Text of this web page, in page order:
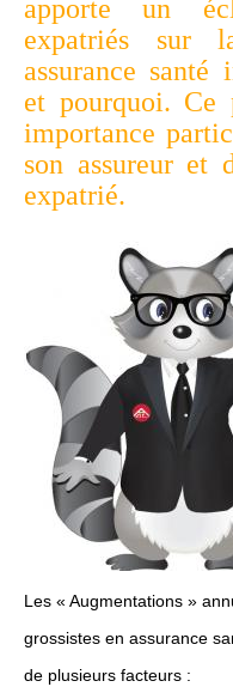
apporte un
expatriés sur
assurance santé
et pourquoi. Ce
importance
son assureur et
expatrié.
Les « Augmentations »
grossistes en assurance
de plusieurs facteurs :